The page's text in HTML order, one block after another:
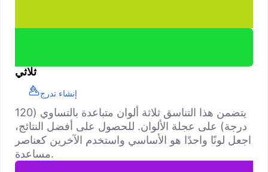
ثلاثي
إنشاء تدرج
يتضمن هذا التناسق ثلاثة ألوان متباعدة بالتساوي (120
درجة) على عجلة الألوان. للحصول على أفضل النتائج،
اجعل لونًا واحدًا هو الأساسي واستخدم الآخرين كعناصر
مساعدة.